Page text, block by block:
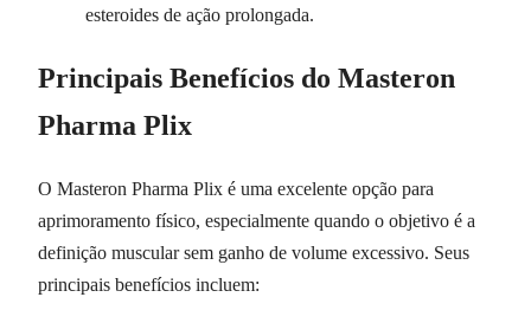
esteroides de ação prolongada.
Principais Benefícios do Masteron
Pharma Plix
O Masteron Pharma Plix é uma excelente opção para
aprimoramento físico, especialmente quando o objetivo é a
definição muscular sem ganho de volume excessivo. Seus
principais benefícios incluem: